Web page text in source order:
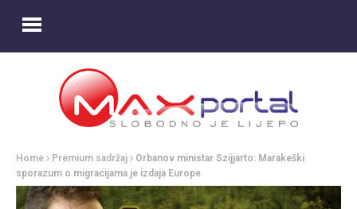
Home Premium sadržaj
Orbanov ministar Szijjarto: Marakeški
sporazum o migracijama je izdaja Europe